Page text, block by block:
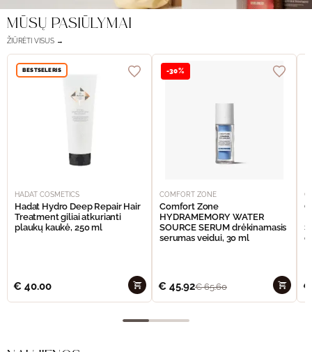
MŪSŲ PASIŪLYMAI
ŽIŪRĖTI VISUS →
BESTSELERIS
HADAT COSMETICS
Hadat Hydro Deep Repair Hair
Treatment giliai atkurianti
plaukų kaukė, 250 ml
€ 40.00
-30%
COMFORT ZONE
Comfort Zone
HYDRAMEMORY WATER
SOURCE SERUM drėkinamasis
serumas veidui, 30 ml
€ 45.92€65.60 €